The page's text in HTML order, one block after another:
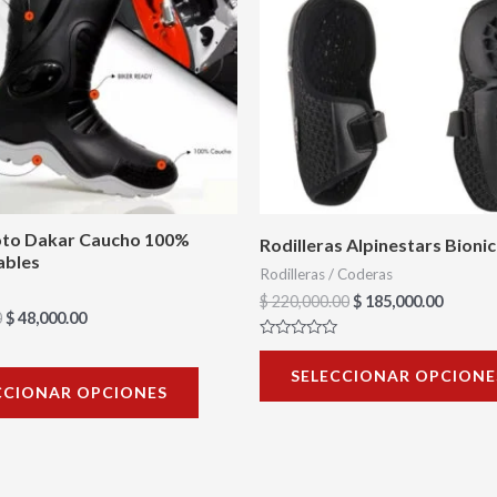
Dakar Caucho 100%
$48,000.00
OPCIONES
múltiples
variantes.
Las
opciones
producto
Rodilleras Alpinestars Bionic
Rodilleras / Coderas
$220,000.00$ 185,000.00
Valorado
5
SELECCIONAR